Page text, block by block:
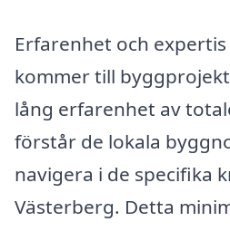
Erfarenhet och
kommer till
lång erfarenhet av
förstår de lokala
navigera i de specifika
Västerberg. Detta